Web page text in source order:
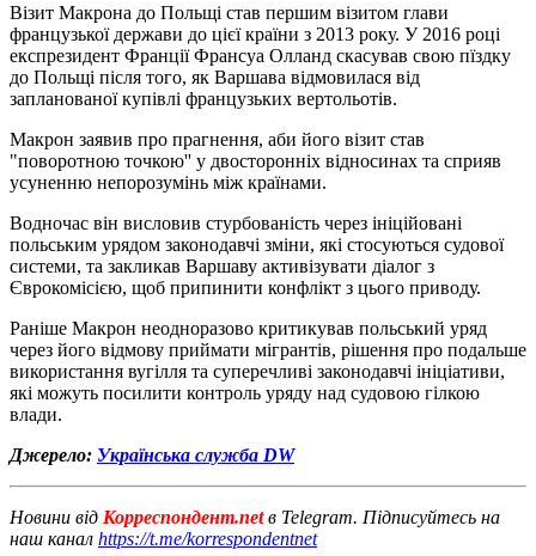
Візит Макрона до Польщі став першим візитом глави
французької держави до цієї країни з 2013 року. У 2016 році
експрезидент Франції Франсуа Олланд скасував свою пїздку
до Польщі після того, як Варшава відмовилася від
запланованої купівлі французьких вертольотів.
Макрон заявив про прагнення, аби його візит став
"поворотною точкою'' у двосторонніх відносинах та сприяв
усуненню непорозумінь між країнами.
Водночас він висловив стурбованість через ініційовані
польським урядом законодавчі зміни, які стосуються судової
системи, та закликав Варшаву активізувати діалог з
Єврокомісією, щоб припинити конфлікт з цього приводу.
Раніше Макрон неодноразово критикував польський уряд
через його відмову приймати мігрантів, рішення про подальше
використання вугілля та суперечливі законодавчі ініціативи,
які можуть посилити контроль уряду над судовою гілкою
влади.
Джерело: Українська служба DW
Новини від Корреспондент.netв Telegram. Підписуйтесь на
наш канал https://t.me/korrespondentnet